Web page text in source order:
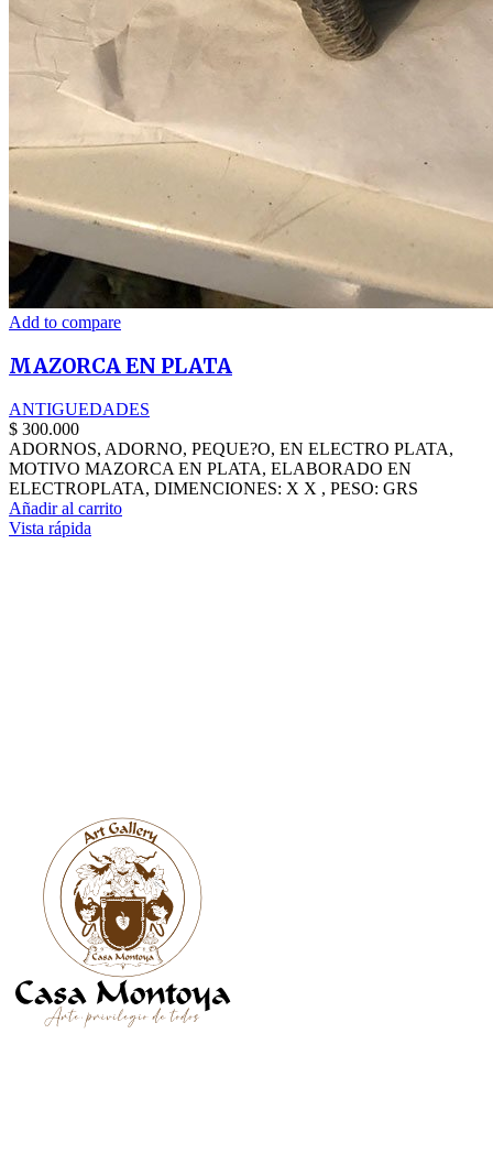
Add to compare
MAZORCA EN PLATA
ANTIGUEDADES
$ 300.000
ADORNOS, ADORNO, PEQUE?O, EN ELECTRO PLATA,
MOTIVO MAZORCA EN PLATA, ELABORADO EN
ELECTROPLATA, DIMENCIONES: X X , PESO: GRS
Añadir al carrito
Vista rápida